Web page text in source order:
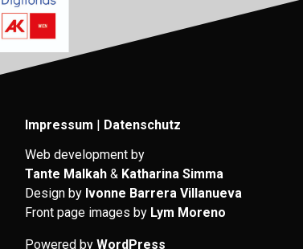
Impressum | Datenschutz
Web development by
Tante Malkah& Katharina Simma
Design by Ivonne Barrera Villanueva
Front page images by Lym Moreno
Powered by WordPress